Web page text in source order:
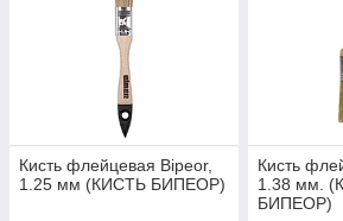
Кисть флейцевая Bipeor,
1.25 мм (КИСТЬ БИПЕОР)
Кисть
1.38 мм.
БИПЕОР)